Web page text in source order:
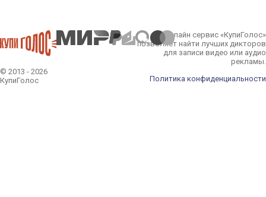
© 2013 - 2026
КупиГолос
Онлайн сервис «КупиГолос»
позволяет найти лучших дикторов
для записи видео или аудио
рекламы.
Политика конфиденциальности